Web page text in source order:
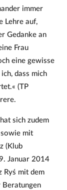
immer
Lehre auf,
Gedanke an
Frau
eine gewisse
dass mich
(TP
sich zudem
sowie mit
(Klub
Januar 2014
Ryś mit dem
Beratungen